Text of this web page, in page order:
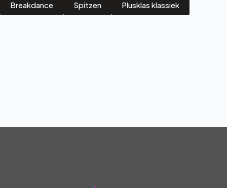
Breakdance Spitzen Plusklas klassiek